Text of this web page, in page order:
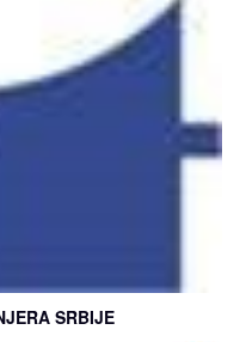
SRBIJE